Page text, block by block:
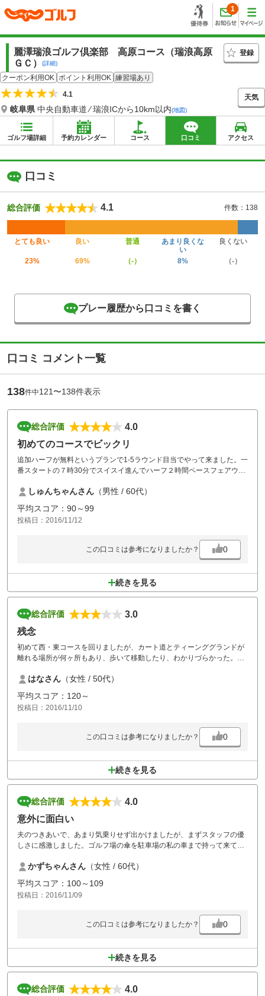
1
麗澤瑞浪ゴルフ倶楽部 高原コース（瑞浪高原
ＧＣ）
(詳細)
登録
クーポン利用OK ポイント利用OK 練習場あり
4.1
岐阜県 中央自動車道 ⁄ 瑞浪ICから10km以内(地図)
天気
ゴルフ場詳細 予約カレンダー コース 口コミ アクセス
口コミ
総合評価 4.1 件数：138
とても良い 良い 普通
あまり良くな
い
良くない
23% 69% （-） 8% （-）
プレー履歴から口コミを書く
口コミ コメント一覧
138件中121〜138件表示
総合評価
4.0
初めてのコースでビックリ
追加ハーフが無料というプランで1-5ラウンド目当でやって来ました。一
番スタートの７時30分でスイスイ進んでハーフ２時間ペースフェアウェ
ーフ行きますか？といわれビックリ結局2ラウンドしてしまいました。
ありがとうございます。追加料金無しで2ラウンド！とってもお得でし
た。又行きます。
しゅんちゃんさん （男性 / 60代）
平均スコア：90～99
投稿日：2016/11/12
この口コミは参考になりましたか？ 0
続きを見る
総合評価
3.0
残念
初めて西・東コースを回りましたが、カート道とティーンググランドが
離れる場所が何ヶ所もあり、歩いて移動したり、わかりづらかった。
サザンコースの方がわかりやすい。
西・東は二度と行かない。
はなさん （女性 / 50代）
平均スコア：120～
投稿日：2016/11/10
この口コミは参考になりましたか？ 0
続きを見る
総合評価
4.0
意外に面白い
夫のつきあいで、あまり気乗りせず出かけましたが、まずスタッフの優
しさに感激しました。ゴルフ場の傘を駐車場の私の車まで持って来て下
コースも、単調じゃなく、各ホール特長あり、面白かったです。
かずちゃんさん （女性 / 60代）
平均スコア：100～109
投稿日：2016/11/09
この口コミは参考になりましたか？ 0
続きを見る
総合評価
4.0